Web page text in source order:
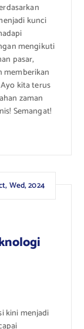
kunci
mengikuti
pasar,
memberikan
kita terus
zaman
Semangat!
Wed, 2024
kini menjadi